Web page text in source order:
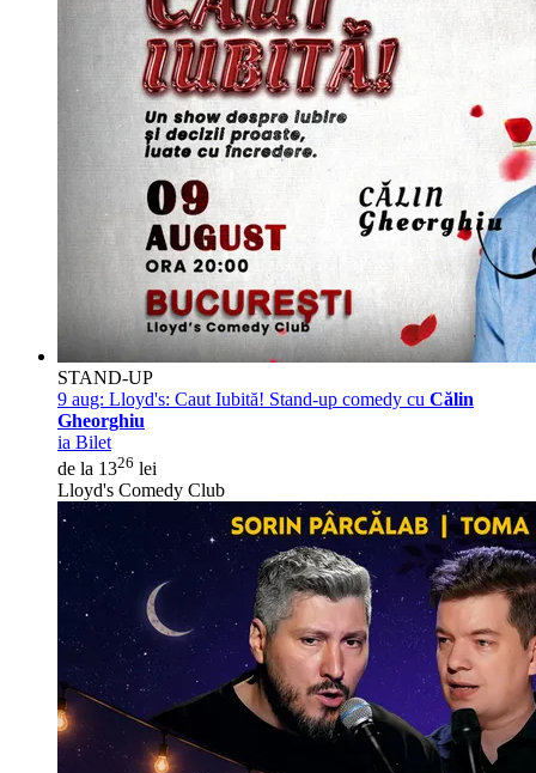
STAND-UP
9 aug: Lloyd's: Caut Iubită! Stand-up comedy cu Călin
Gheorghiu
ia Bilet
de la 1326 lei
Lloyd's Comedy Club